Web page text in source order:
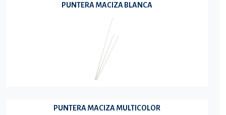
PUNTERA MACIZA BLANCA
PUNTERA MACIZA MULTICOLOR